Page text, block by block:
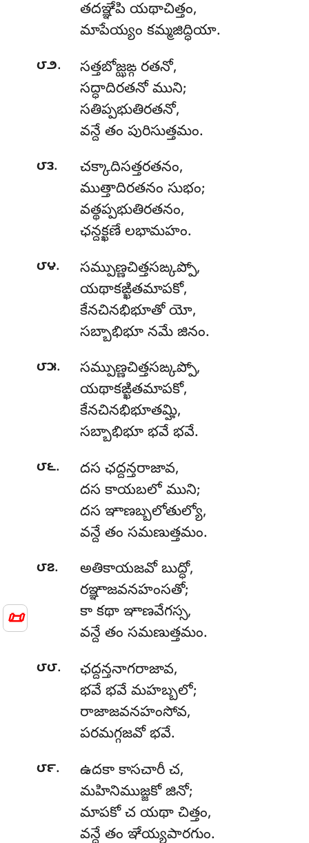
📜
తదఞ్ఞేపి యథాచిత్తం,
మాపేయ్యం కమ్మజిద్ధియా.
౮౨. సత్తబోజ్ఝఙ్గ రతనో,
సద్ధాదిరతనో ముని;
సతిప్పభుతిరతనో,
వన్దే తం పురిసుత్తమం.
౮౩.
చక్కాదిసత్తరతనం,
ముత్తాదిరతనం సుభం;
వత్థప్పభుతిరతనం,
ఛన్దక్ఖణే లభామహం.
౮౪. సమ్పుణ్ణచిత్తసఙ్కప్పో,
యథాకఙ్ఖితమాపకో,
కేనచినభిభూతో యో,
సబ్బాభిభూ నమే జినం.
౮౫. సమ్పుణ్ణచిత్తసఙ్కప్పో,
యథాకఙ్ఖితమాపకో,
కేనచినభిభూతమ్హి,
సబ్బాభిభూ భవే భవే.
౮౬.
దస ఛద్దన్తరాజావ,
దస కాయబలో ముని;
దస ఞాణబ్బలోతుల్యో,
వన్దే తం సమణుత్తమం.
౮౭. అతికాయజవోబుద్ధో,
రఞ్ఞాజవనహంసతో;
కా కథా ఞాణవేగస్స,
వన్దే తం సమణుత్తమం.
౮౮.
ఛద్దన్తనాగరాజావ,
భవే భవే మహబ్బలో;
రాజాజవనహంసోవ,
పరమగ్గజవో భవే.
౮౯. ఉదకా కాసచారీ చ,
మహినిముజ్జకో జినో;
మాపకో చ యథా చిత్తం,
వన్దే తం ఞేయ్యపారగుం.